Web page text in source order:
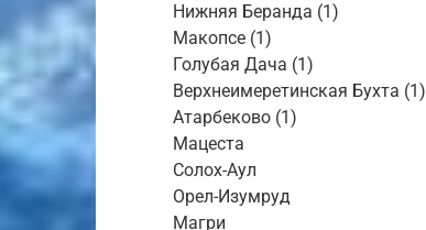
Нижняя Беранда (1)
Макопсе (1)
Голубая Дача (1)
Верхнеимеретинская Бухта (1)
Атарбеково (1)
Мацеста
Солох-Аул
Орел-Изумруд
Магри